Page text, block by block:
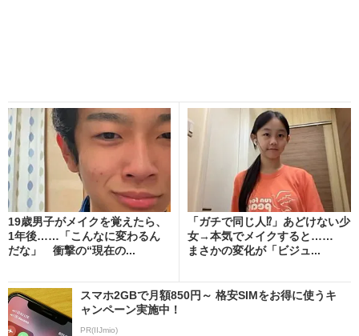
19歳男子がメイクを覚えたら、
1年後……「こんなに変わるん
だな」 衝撃の“現在の...
「ガチで同じ人⁉」あどけない少
女→本気でメイクすると……
まさかの変化が「ビジュ...
スマホ2GBで月額850円～ 格安SIMをお得に使うキ
ャンペーン実施中！
PR(IIJmio)